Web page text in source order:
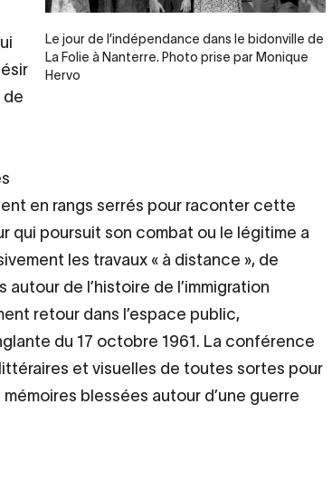
Legende
Le jour de l’indépendance dans le bidonville de
La Folie à Nanterre. Photo prise par Monique
Hervo
de
en rangs serrés pour raconter cette
qui poursuit son combat ou le légitime a
les travaux « à distance », de
de l’histoire de l’immigration
retour dans l’espace public,
du 17 octobre 1961. La conférence
et visuelles de toutes sortes pour
blessées autour d’une guerre